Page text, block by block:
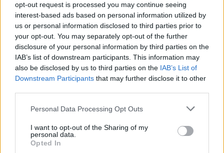
opt-out request is processed you may continue seeing
interest-based ads based on personal information utilized by
us or personal information disclosed to third parties prior to
your opt-out. You may separately opt-out of the further
disclosure of your personal information by third parties on the
IAB’s list of downstream participants. This information may
also be disclosed by us to third parties on the IAB’s List of
Downstream Participants that may further disclose it to other
Please note that this website/app uses one or more Google
not limited to your visit or usage behaviour. You may click to
grant or deny consent to Google and its third-party tags to
use your data for below specified purposes in below Google
Personal Data Processing Opt Outs
I want to opt-out of the Sharing of my
personal data.
Opted In
Új gyalogosátkelők és jelzőlámpás
csomópont épül Angyalföldön
Másfélszeresére bővítik
iskoláját